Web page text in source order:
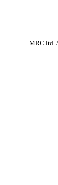
MRC ltd.